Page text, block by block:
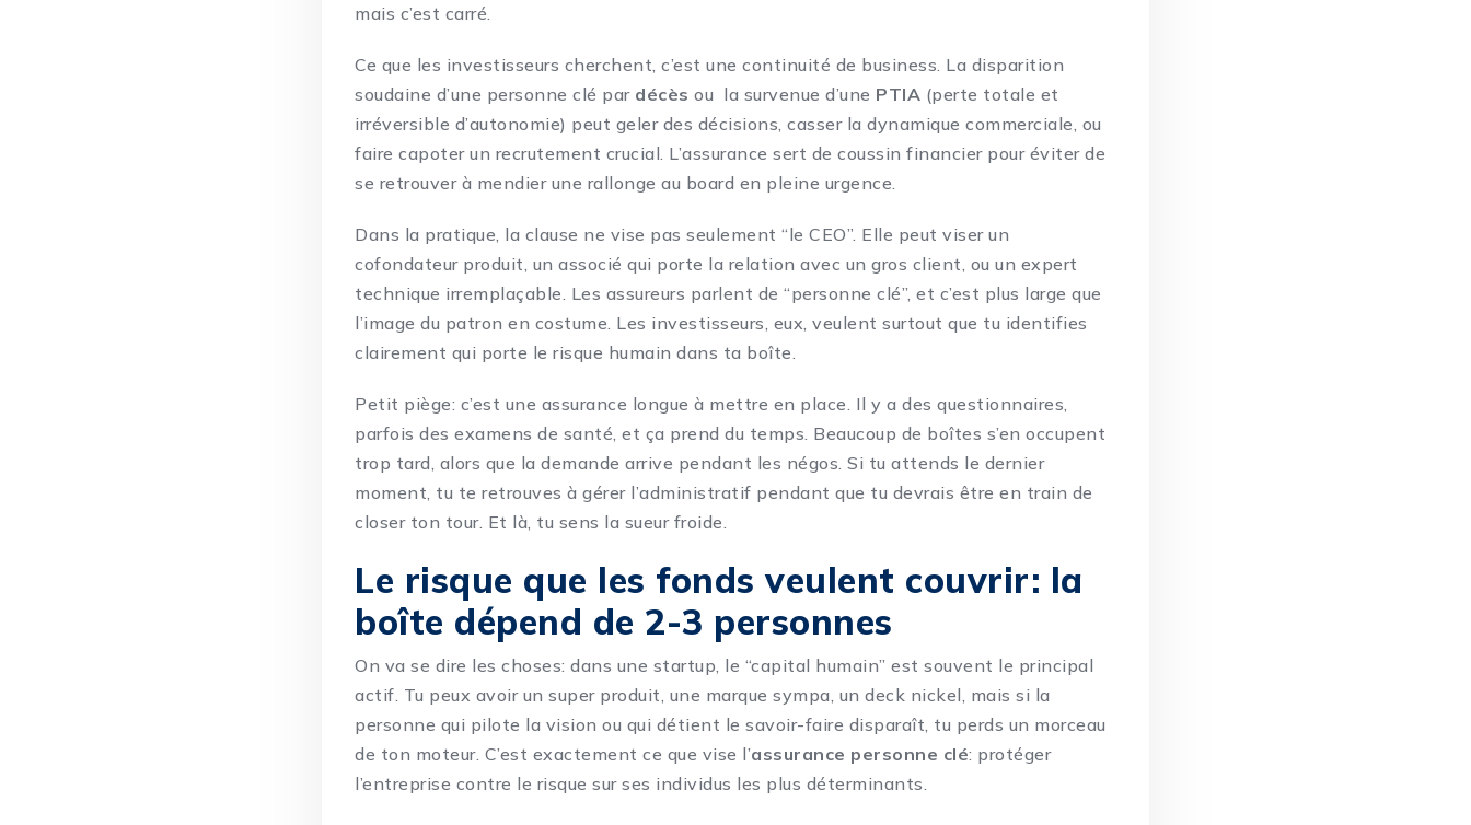
mais c’est carré.
Ce que les investisseurs cherchent, c’est une continuité de business. La disparition
soudaine d’une personne clé par décès ou la survenue d’une PTIA (perte totale et
irréversible d’autonomie) peut geler des décisions, casser la dynamique commerciale, ou
faire capoter un recrutement crucial. L’assurance sert de coussin financier pour éviter de
se retrouver à mendier une rallonge au board en pleine urgence.
Dans la pratique, la clause ne vise pas seulement “le CEO”. Elle peut viser un
cofondateur produit , un associé qui porte la relation avec un gros client, ou un expert
technique irremplaçable. Les assureurs parlent de “personne clé”, et c’est plus large que
l’image du patron en costume. Les investisseurs, eux, veulent surtout que tu identifies
clairement qui porte le risque humain dans ta boîte.
Petit piège: c’est une assurance longue à mettre en place. Il y a des questionnaires,
parfois des examens de santé, et ça prend du temps. Beaucoup de boîtes s’en occupent
trop tard, alors que la demande arrive pendant les négos. Si tu attends le dernier
moment, tu te retrouves à gérer l’administratif pendant que tu devrais être en train de
closer ton tour. Et là, tu sens la sueur froide.
Le risque que les fonds veulent couvrir: la
boîte dépend de 2-3 personnes
On va se dire les choses: dans une startup, le “capital humain” est souvent le principal
actif. Tu peux avoir un super produit, une marque sympa, un deck nickel, mais si la
personne qui pilote la vision ou qui détient le savoir-faire disparaît, tu perds un morceau
de ton moteur. C’est exactement ce que vise l’assurance personne clé: protéger
l’entreprise contre le risque sur ses individus les plus déterminants.